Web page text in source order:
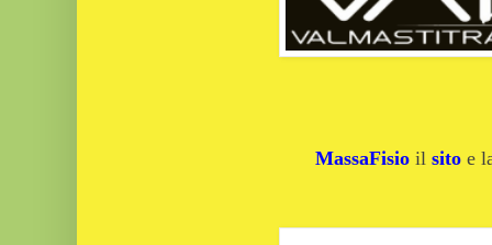
MassaFisio il sito e